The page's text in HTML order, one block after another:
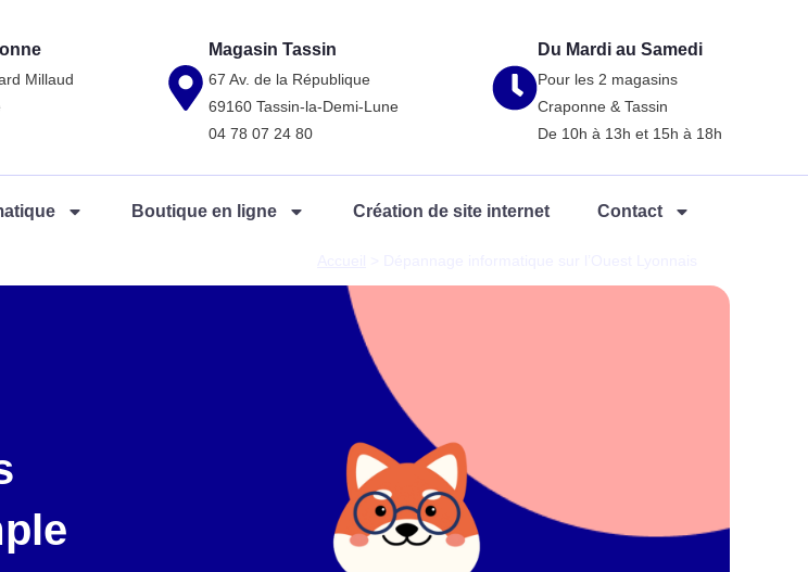
Millaud
Magasin Tassin
67 Av. de la République
69160 Tassin-la-Demi-Lune
04 78 07 24 80
Du Mardi au Samedi
Pour les 2 magasins
Craponne & Tassin
De 10h à 13h et 15h à 18h
Boutique en ligne Création de site internet Contact